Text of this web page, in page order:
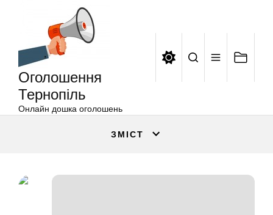
Оголошення
Тернопіль
Онлайн дошка оголошень
ЗМІСТ